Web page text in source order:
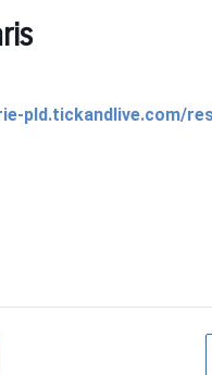
pld.tickandlive.com/